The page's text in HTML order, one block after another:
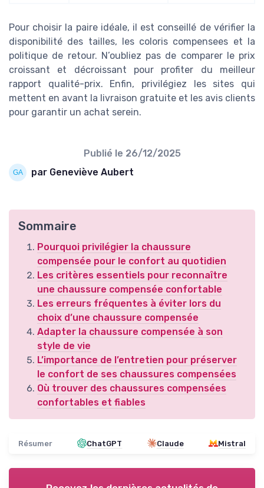
Pour choisir la paire idéale, il est conseillé de vérifier la
disponibilité des tailles, les coloris compensees et la
politique de retour. N’oubliez pas de comparer le prix
croissant et décroissant pour profiter du meilleur
rapport qualité-prix. Enfin, privilégiez les sites qui
mettent en avant la livraison gratuite et les avis clients
pour garantir un achat serein.
Publié le 26/12/2025
par Geneviève Aubert
Sommaire
Pourquoi privilégier la chaussure
compensée pour le confort au quotidien
Les critères essentiels pour reconnaître
une chaussure compensée confortable
Les erreurs fréquentes à éviter lors du
choix d’une chaussure compensée
Adapter la chaussure compensée à son
style de vie
L’importance de l’entretien pour préserver
le confort de ses chaussures compensées
Où trouver des chaussures compensées
confortables et fiables
Résumer ChatGPT Claude Mistral